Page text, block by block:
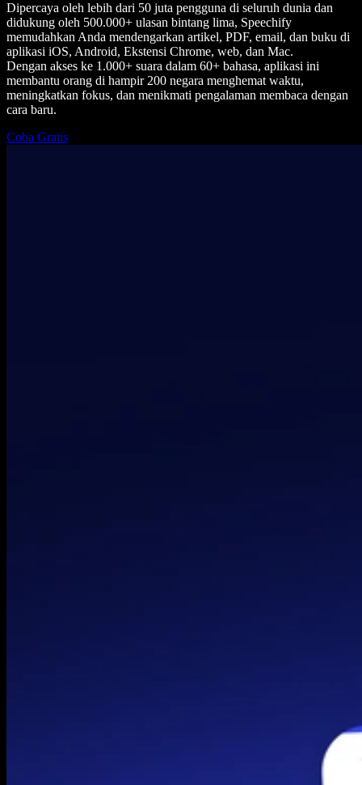
Dipercaya oleh lebih dari 50 juta pengguna di seluruh dunia dan
didukung oleh 500.000+ ulasan bintang lima, Speechify
memudahkan Anda mendengarkan artikel, PDF, email, dan buku di
aplikasi iOS, Android, Ekstensi Chrome, web, dan Mac.
Dengan akses ke 1.000+ suara dalam 60+ bahasa, aplikasi ini
membantu orang di hampir 200 negara menghemat waktu,
meningkatkan fokus, dan menikmati pengalaman membaca dengan
cara baru.
Coba Gratis